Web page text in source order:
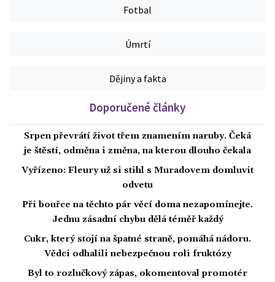
Fotbal
Úmrtí
Dějiny a fakta
Doporučené články
Srpen převrátí život třem znamením naruby. Čeká
je štěstí, odměna i změna, na kterou dlouho čekala
Vyřízeno: Fleury už si stihl s Muradovem domluvit
odvetu
Při bouřce na těchto pár věcí doma nezapomínejte.
Jednu zásadní chybu dělá téměř každý
Cukr, který stojí na špatné straně, pomáhá nádoru.
Vědci odhalili nebezpečnou roli fruktózy
Byl to rozlučkový zápas, okomentoval promotér